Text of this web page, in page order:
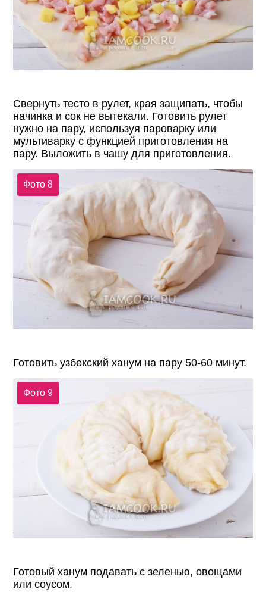
Свернуть тесто в рулет, края защипать, чтобы
начинка и сок не вытекали. Готовить рулет
нужно на пару, используя пароварку или
мультиварку с функцией приготовления на
пару. Выложить в чашу для приготовления.
Фото 8
Готовить узбекский ханум на пару 50-60 минут.
Фото 9
Готовый ханум подавать с зеленью, овощами
или соусом.